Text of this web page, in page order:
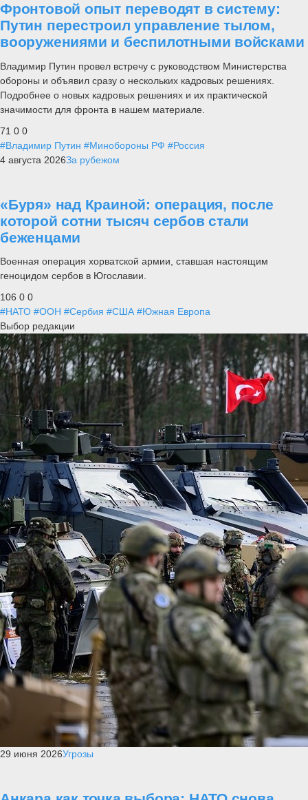
Фронтовой опыт переводят в систему:
Путин перестроил управление тылом,
вооружениями и беспилотными войсками
Владимир Путин провел встречу с руководством Министерства
обороны и объявил сразу о нескольких кадровых решениях.
Подробнее о новых кадровых решениях и их практической
значимости для фронта в нашем материале.
71 0 0
#Владимир Путин #Минобороны РФ #Россия
4 августа 2026За рубежом
«Буря» над Краиной: операция, после
которой сотни тысяч сербов стали
беженцами
Военная операция хорватской армии, ставшая настоящим
геноцидом сербов в Югославии.
106 0 0
#НАТО #ООН #Сербия #США #Южная Европа
Выбор редакции
29 июня 2026Угрозы